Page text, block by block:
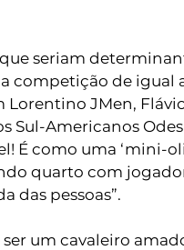
seriam
competição de igual
Lorentino JMen,
Sul-Americanos
É como uma ‘mini-
quarto com
das pessoas”.
um cavaleiro